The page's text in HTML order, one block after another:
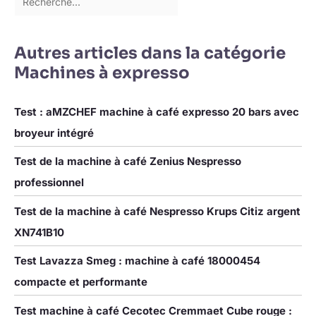
Autres articles dans la catégorie
Machines à expresso
Test : aMZCHEF machine à café expresso 20 bars avec
broyeur intégré
Test de la machine à café Zenius Nespresso
professionnel
Test de la machine à café Nespresso Krups Citiz argent
XN741B10
Test Lavazza Smeg : machine à café 18000454
compacte et performante
Test machine à café Cecotec Cremmaet Cube rouge :